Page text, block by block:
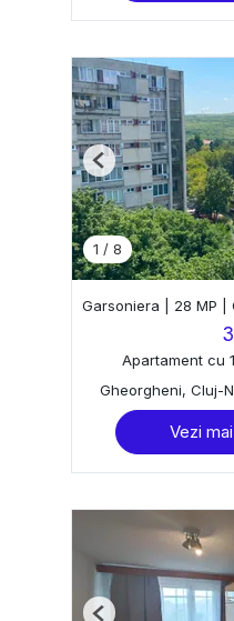
1 / 8
Previous
Garsoniera | 28 MP |
Apartament cu
Gheorgheni, Cluj-
Vezi